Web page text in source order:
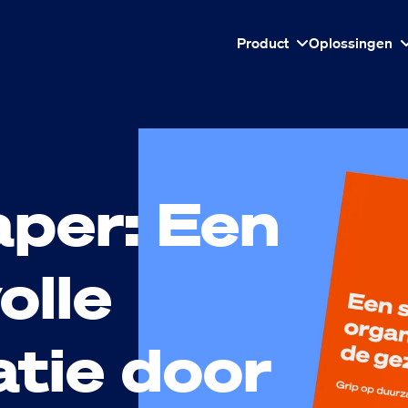
Product
Oplossingen
Een
door